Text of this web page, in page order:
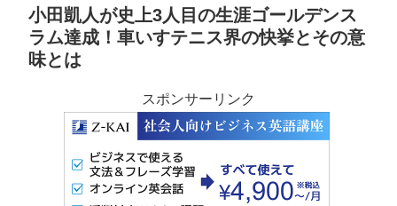
小田凱人が史上3人目の生涯ゴールデンス
ラム達成！車いすテニス界の快挙とその意
味とは
スポンサーリンク